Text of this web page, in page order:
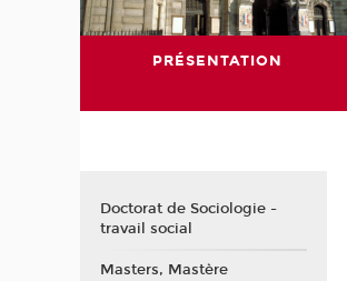
PRÉSENTATION
Doctorat de Sociologie -
travail social
Masters, Mastère